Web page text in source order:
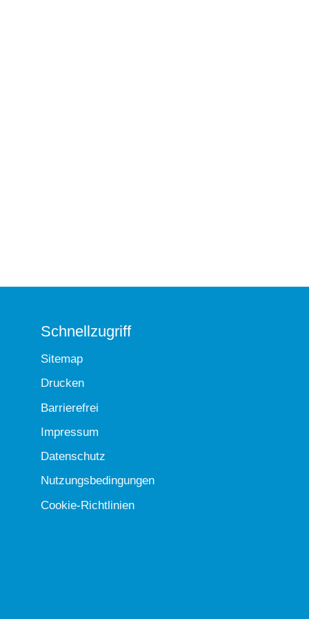
Schnellzugriff
Sitemap
Drucken
Barrierefrei
Impressum
Datenschutz
Nutzungsbedingungen
Cookie-Richtlinien